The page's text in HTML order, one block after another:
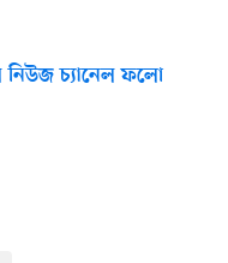
চ্যানেল ফলো